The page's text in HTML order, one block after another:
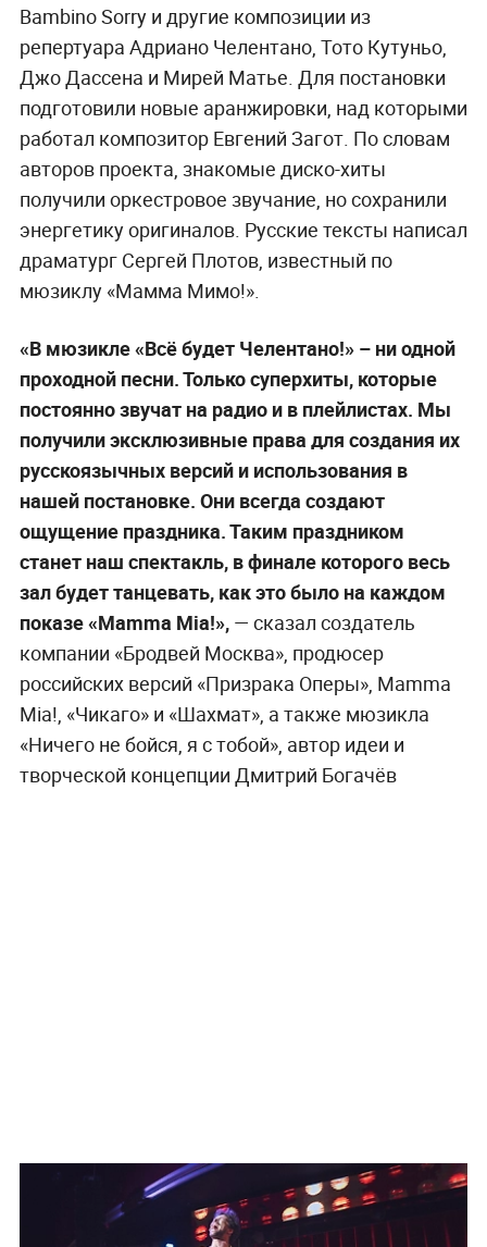
Bambino Sorry и другие композиции из
репертуара Адриано Челентано, Тото Кутуньо,
Джо Дассена и Мирей Матье. Для постановки
подготовили новые аранжировки, над которыми
работал композитор Евгений Загот. По словам
авторов проекта, знакомые диско-хиты
получили оркестровое звучание, но сохранили
энергетику оригиналов. Русские тексты написал
драматург Сергей Плотов, известный по
мюзиклу «Мамма Мимо!».
«В мюзикле «Всё будет Челентано!» – ни одной
проходной песни. Только суперхиты, которые
постоянно звучат на радио и в плейлистах. Мы
получили эксклюзивные права для создания их
русскоязычных версий и использования в
нашей постановке. Они всегда создают
ощущение праздника. Таким праздником
станет наш спектакль, в финале которого весь
зал будет танцевать, как это было на каждом
показе «Mamma Mia!»,— сказал создатель
компании «Бродвей Москва», продюсер
российских версий «Призрака Оперы», Mamma
Mia!, «Чикаго» и «Шахмат», а также мюзикла
«Ничего не бойся, я с тобой», автор идеи и
творческой концепции Дмитрий Богачёв